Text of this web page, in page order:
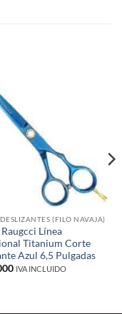
(FILO NAVAJA)
Línea
Titanium Corte
Azul 6,5 Pulgadas
IVA INCLUIDO